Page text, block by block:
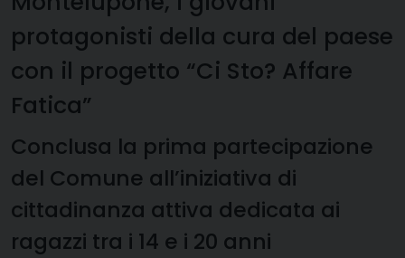
protagonisti della cura del paese
con il progetto “Ci Sto? Affare
Fatica”
Conclusa la prima partecipazione
del Comune all’iniziativa di
cittadinanza attiva dedicata ai
ragazzi tra i 14 e i 20 anni